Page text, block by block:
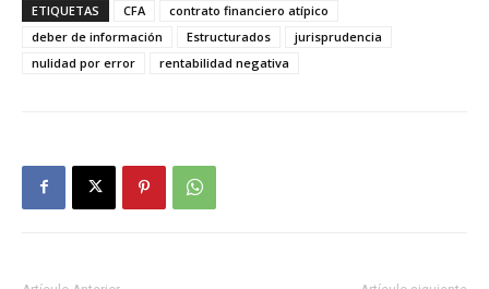
ETIQUETAS CFA
contrato financiero atípico
deber de información
Estructurados
jurisprudencia
nulidad por error
rentabilidad negativa